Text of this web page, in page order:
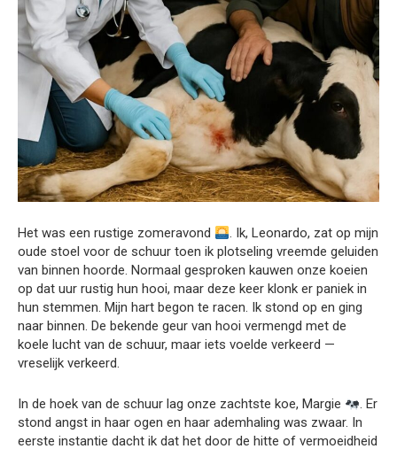
Het was een rustige zomeravond
. Ik, Leonardo, zat op mijn
oude stoel voor de schuur toen ik plotseling vreemde geluiden
van binnen hoorde. Normaal gesproken kauwen onze koeien
op dat uur rustig hun hooi, maar deze keer klonk er paniek in
hun stemmen. Mijn hart begon te racen. Ik stond op en ging
naar binnen. De bekende geur van hooi vermengd met de
koele lucht van de schuur, maar iets voelde verkeerd —
vreselijk verkeerd.
In de hoek van de schuur lag onze zachtste koe, Margie
. Er
stond angst in haar ogen en haar ademhaling was zwaar. In
eerste instantie dacht ik dat het door de hitte of vermoeidheid